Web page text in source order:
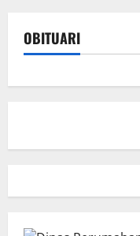
OBITUARI